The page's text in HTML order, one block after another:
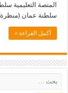
سلطنة عمان
(منظرة) :
»